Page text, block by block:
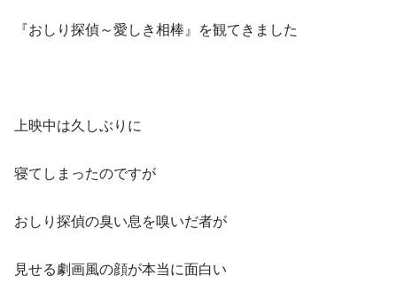
『おしり探偵～愛しき相棒』を観てきました
上映中は久しぶりに
寝てしまったのですが
おしり探偵の臭い息を嗅いだ者が
見せる劇画風の顔が本当に面白い